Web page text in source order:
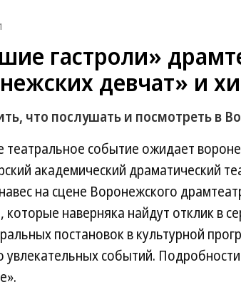
гастроли»
девчат» и
что послушать и посмотреть в
театральное событие ожидает
академический драматический
на сцене Воронежского
которые наверняка найдут отклик в
постановок в культурной
увлекательных событий.